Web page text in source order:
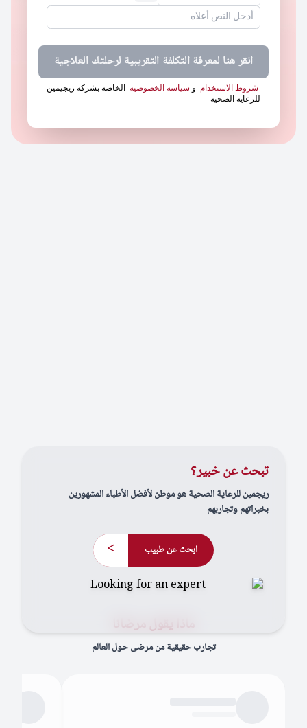
انقر هنا لمعرفة التكلفة التقريبية لرحلتك العلاجية
شروط الاستخدام وسياسة الخصوصية الخاصة بشركة ريجيمين
للرعاية الصحية
تبحث عن خبير؟
ريجمين للرعاية الصحية هو موطن لأفضل الأطباء المشهورين
بخبراتهم وتجاربهم
ابحث عن طبيب >
ماذا يقول مرضانا
تجارب حقيقية من مرضى حول العالم